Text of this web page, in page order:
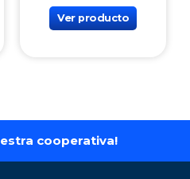
Ver producto
cooperativa!